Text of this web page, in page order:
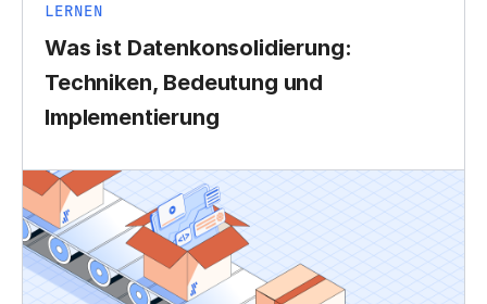
LERNEN
Was ist Datenkonsolidierung:
Techniken, Bedeutung und
Implementierung